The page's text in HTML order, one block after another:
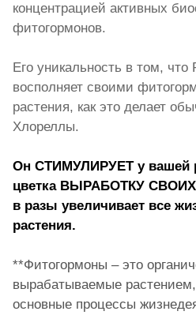
концентрацией активных
фитогормонов.
Его уникальность в том, что
восполняет своими
растения, как это делает
Хлореллы.
Он СТИМУЛИРУЕТ у вашей
цветка ВЫРАБОТКУ СВОИХ
в разы увеличивает все
растения.
**Фитогормоны – это
вырабатываемые
основные процессы